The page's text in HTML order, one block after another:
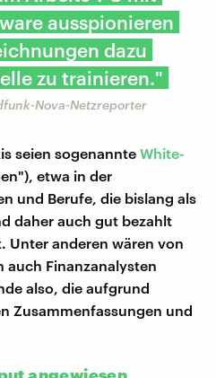
ausspionieren
dazu
zu trainieren."
Nova-Netzreporter
seien sogenannte White-
etwa in der
und Berufe, die bislang als
daher auch gut bezahlt
Unter anderen wären von
auch Finanzanalysten
also, die aufgrund
Zusammenfassungen und